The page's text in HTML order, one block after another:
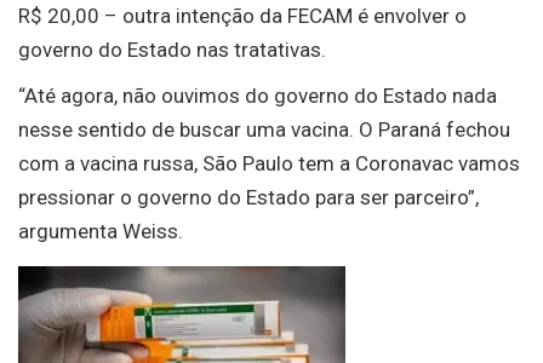
R$ 20,00 – outra intenção da FECAM é envolver o
governo do Estado nas tratativas.
“Até agora, não ouvimos do governo do Estado nada
nesse sentido de buscar uma vacina. O Paraná fechou
com a vacina russa, São Paulo tem a Coronavac vamos
pressionar o governo do Estado para ser parceiro”,
argumenta Weiss.